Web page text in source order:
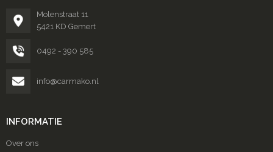
Molenstraat 11
5421 KD Gemert
0492 - 390 585
info@carmako.nl
INFORMATIE
Over ons